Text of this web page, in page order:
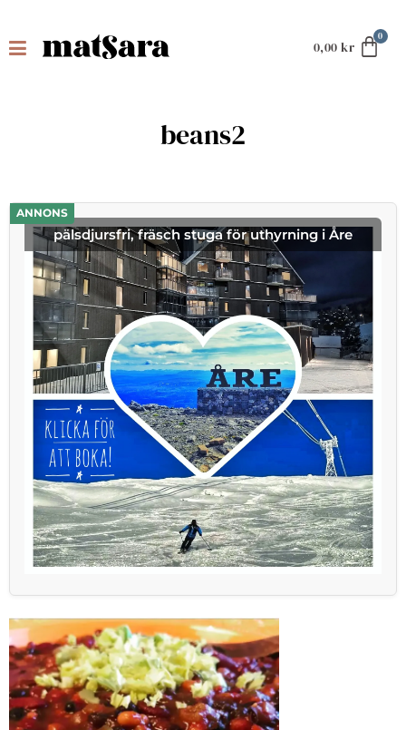
0,00 kr
beans2
ANNONS
pälsdjursfri, fräsch stuga för uthyrning i Åre